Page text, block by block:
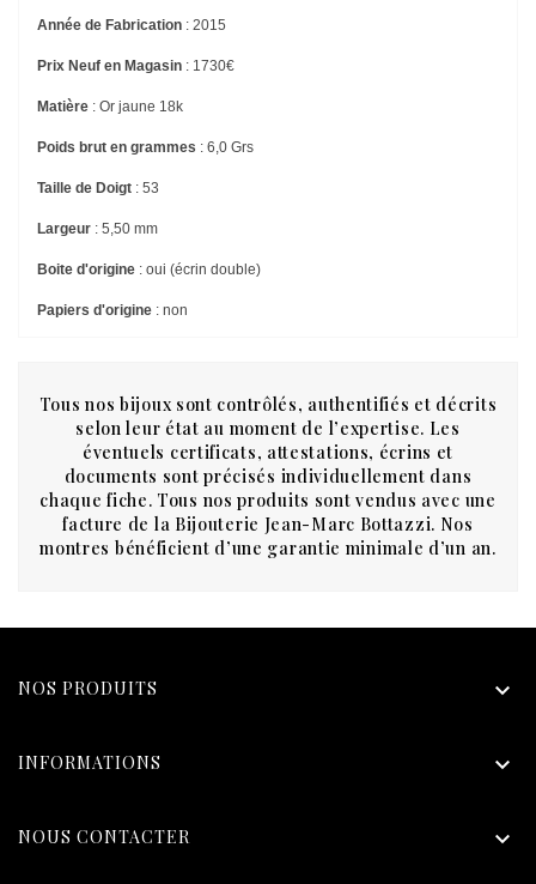
Année de Fabrication : 2015
Prix Neuf en Magasin : 1730€
Matière : Or jaune 18k
Poids brut en grammes : 6,0 Grs
Taille de Doigt : 53
Largeur : 5,50 mm
Boite d'origine : oui (écrin double)
Papiers d'origine : non
Tous nos bijoux sont contrôlés, authentifiés et décrits
selon leur état au moment de l’expertise. Les
éventuels certificats, attestations, écrins et
documents sont précisés individuellement dans
chaque fiche. Tous nos produits sont vendus avec une
facture de la Bijouterie Jean-Marc Bottazzi. Nos
montres bénéficient d’une garantie minimale d’un an.
NOS PRODUITS 
INFORMATIONS 
NOUS CONTACTER 